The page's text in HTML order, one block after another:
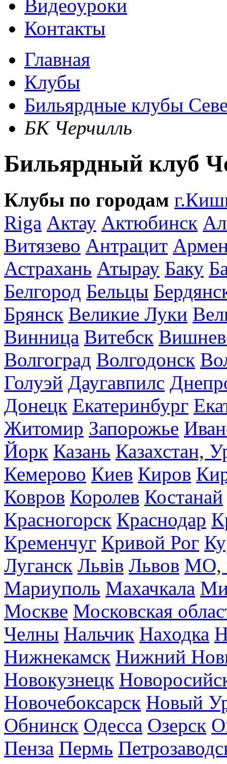
Видеоуроки
Контакты
Главная
Клубы
Бильярдные клубы
БК Черчилль
Бильярдный клуб
Клубы по городам
Riga Актау Актюбинск
Витязево Антрацит
Астрахань Атырау Баку
Белгород Бельцы
Брянск Великие Луки
Винница Витебск
Волгоград Волгодонск
Голуэй Даугавпилс
Донецк Екатеринбург
Житомир Запорожье
Йорк Казань Казахстан,
Кемерово Киев Киров
Ковров Королев Костанай
Красногорск Краснодар
Кременчуг Кривой Рог
Луганск Львів Львов МО,
Мариуполь Махачкала
Москве Московская
Челны Нальчик Находка
Нижнекамск Нижний
Новокузнецк
Новочебоксарск Новый
Обнинск Одесса Озерск
Пенза Пермь